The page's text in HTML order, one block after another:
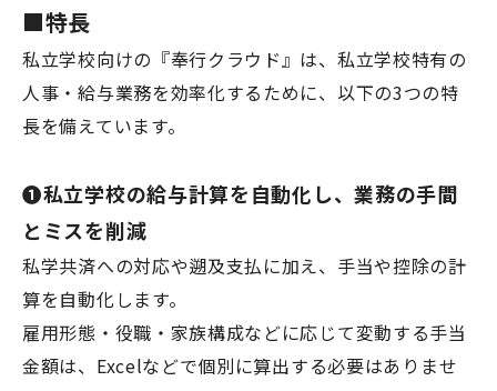
■特長
私立学校向けの『奉行クラウド』は、私立学校特有の
人事・給与業務を効率化するために、以下の3つの特
長を備えています。
❶私立学校の給与計算を自動化し、業務の手間
とミスを削減
私学共済への対応や遡及支払に加え、手当や控除の計
算を自動化します。
雇用形態・役職・家族構成などに応じて変動する手当
金額は、Excelなどで個別に算出する必要はありませ